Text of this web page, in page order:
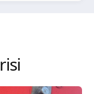
Chart
and other
67 Gulf of...